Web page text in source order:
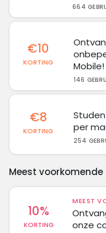
664
€10
KORTING
Mobile!
146
€8
KORTING
per
254
Meest
10%
KORTING
MEEST
onze